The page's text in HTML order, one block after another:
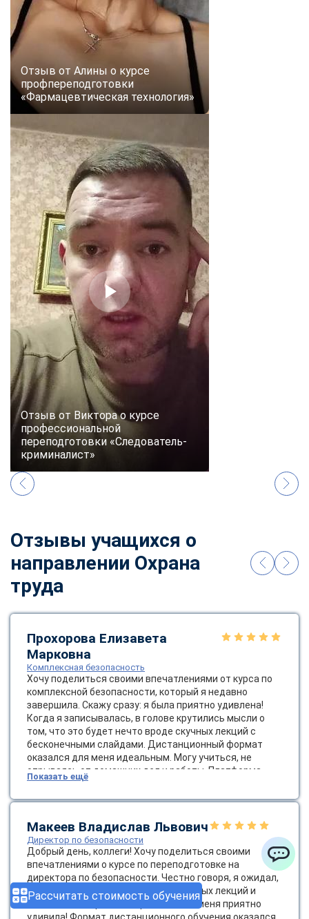
Рассчитать стоимость обучения
Отзыв от Алины о курсе
профпереподготовки
«Фармацевтическая технология»
Отзыв от Виктора о курсе
профессиональной
переподготовки «Следователь-
криминалист»
Отзывы учащихся о
направлении Охрана
труда
Прохорова Елизавета
Марковна
Комплексная безопасность
Хочу поделиться своими впечатлениями от курса по
комплексной безопасности, который я недавно
завершила. Скажу сразу: я была приятно удивлена!
Когда я записывалась, в голове крутились мысли о
том, что это будет нечто вроде скучных лекций с
бесконечными слайдами. Дистанционный формат
оказался для меня идеальным. Могу учиться, не
отрываясь от домашних дел и работы. Платформа
была очень удобной, а доступ к материалам — легким,
что немаловажно. Темы курса были разнообразными:
управления рисками. Я узнала о современных методах
оценки угроз и о том, как важно создавать культуру
безопасности в компании. Это не просто слова — это
жизненно важно для успешной работы! Диплом
пришел весьма оперативно.
Показать ещё
Макеев Владислав Львович
Директор по безопасности
Добрый день, коллеги! Хочу поделиться своими
впечатлениями о курсе по переподготовке на
директора по безопасности. Честно говоря, я ожидал,
что это будет очередной набор скучных лекций и
бесконечных правил, но реальность меня приятно
удивила! Формат дистанционного обучения оказался
ChatApp
online
Мессенджеры
Свяжитесь с нами через любой удобный мессенджер!
Telegram
Vkontakte EMail
ChatApp